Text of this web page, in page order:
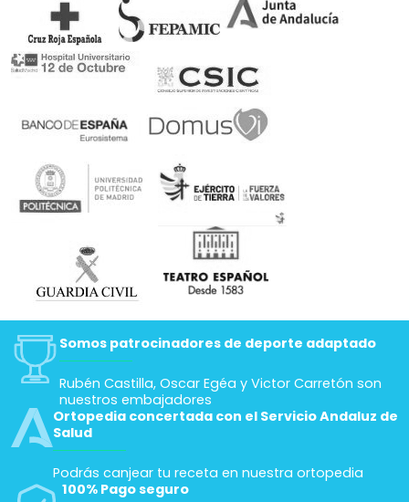
Somos patrocinadores de deporte adaptado
Rubén Castilla, Oscar Egéa y Victor Carretón son
nuestros embajadores
Ortopedia concertada con el Servicio Andaluz de
Salud
Podrás canjear tu receta en nuestra ortopedia
100% Pago seguro